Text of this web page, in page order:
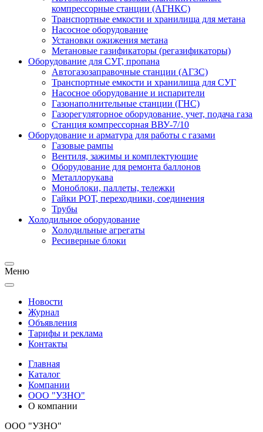
компрессорные станции (АГНКС)
Транспортные емкости и хранилища для метана
Насосное оборудование
Установки ожижения метана
Метановые газификаторы (регазификаторы)
Оборудование для СУГ, пропана
Автогазозаправочные станции (АГЗС)
Транспортные емкости и хранилища для СУГ
Насосное оборудование и испарители
Газонаполнительные станции (ГНС)
Газорегуляторное оборудование, учет, подача газа
Станция компрессорная ВВУ-7/10
Оборудование и арматура для работы с газами
Газовые рампы
Вентиля, зажимы и комплектующие
Оборудование для ремонта баллонов
Металлорукава
Моноблоки, паллеты, тележки
Гайки РОТ, переходники, соединения
Трубы
Холодильное оборудование
Холодильные агрегаты
Ресиверные блоки
Меню
Новости
Журнал
Объявления
Тарифы и реклама
Контакты
Главная
Каталог
Компании
ООО "УЗНО"
О компании
ООО "УЗНО"